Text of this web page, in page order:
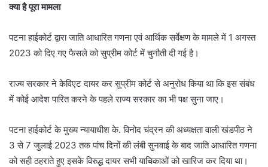
क्या है पूरा मामला
पटना हाईकोर्ट द्वारा जाति आधारित गणना एवं आर्थिक सर्वेक्षण के मामले में 1 अगस्त
2023 को दिए गए फैसले को सुप्रीम कोर्ट में चुनौती दी गई है।
राज्य सरकार ने केविएट दायर कर सुप्रीम कोर्ट से अनुरोध किया था कि इस संबंध
में कोई आदेश पारित करने के पहले राज्य सरकार का भी पक्ष सुना जाए।
पटना हाईकोर्ट के मुख्य न्यायाधीश के. विनोद चंद्रन की अध्यक्षता वाली खंडपीठ ने
3 से 7 जुलाई 2023 तक पांच दिनों की लंबी सुनवाई के बाद जाति आधारित गणना
को सही ठहराते हुए इसके विरुद्ध दायर सभी याचिकाओं को खारिज कर दिया था।